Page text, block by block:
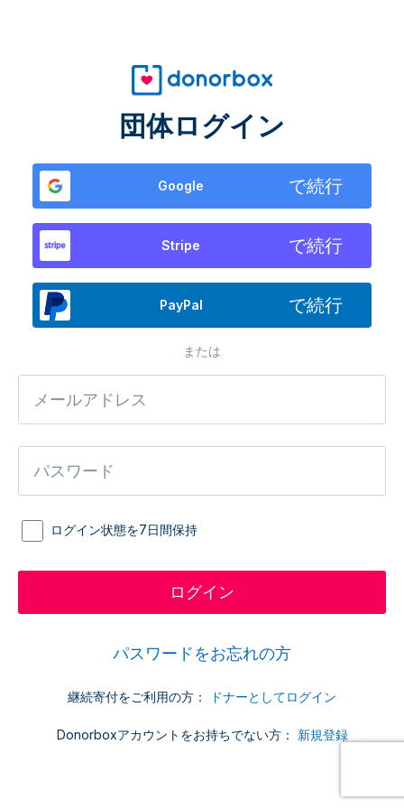
団体ログイン
Google で続行
Stripe で続行
PayPal で続行
または
ログイン状態を7日間保持
パスワードをお忘れの方
継続寄付をご利用の方： ドナーとしてログイン
Donorboxアカウントをお持ちでない方： 新規登録